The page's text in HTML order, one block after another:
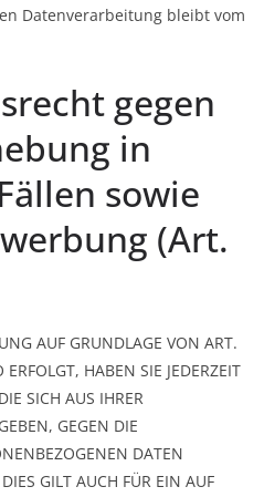
Datenverarbeitung bleibt vom
gegen
in
sowie
(Art.
AUF GRUNDLAGE VON ART.
HABEN SIE JEDERZEIT
SICH AUS IHRER
GEGEN DIE
DATEN
GILT AUCH FÜR EIN AUF